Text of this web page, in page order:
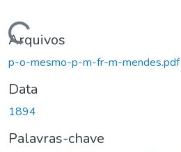
Carregando...
Arquivos
p-o-mesmo-p-m-fr-m-mendes.pdf
Data
1894
Palavras-chave